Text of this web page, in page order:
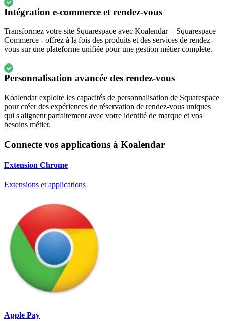
Intégration e-commerce et rendez-vous
Transformez votre site Squarespace avec Koalendar + Squarespace
Commerce - offrez à la fois des produits et des services de rendez-
vous sur une plateforme unifiée pour une gestion métier complète.
Personnalisation avancée des rendez-vous
Koalendar exploite les capacités de personnalisation de Squarespace
pour créer des expériences de réservation de rendez-vous uniques
qui s'alignent parfaitement avec votre identité de marque et vos
besoins métier.
Connecte vos applications à Koalendar
Extension Chrome
Extensions et applications
Apple Pay